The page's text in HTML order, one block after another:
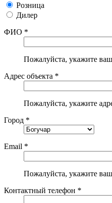
Розница
Дилер
ФИО *
Пожалуйста, укажите
Адрес объекта *
Пожалуйста, укажите
Город *
Email *
Пожалуйста, укажите
Контактный телефон *